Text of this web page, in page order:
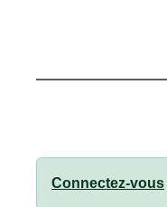
Connectez-vous